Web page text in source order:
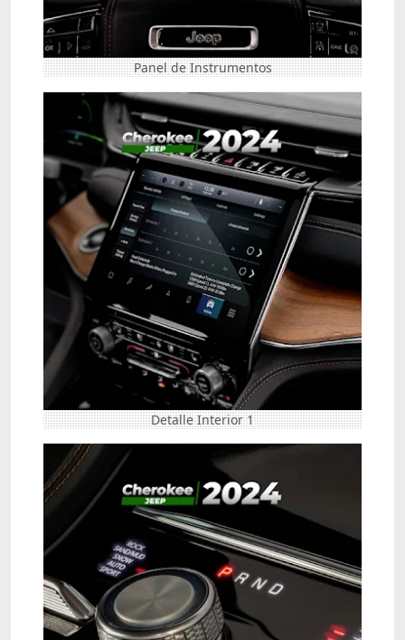
Panel de Instrumentos
Detalle Interior 1